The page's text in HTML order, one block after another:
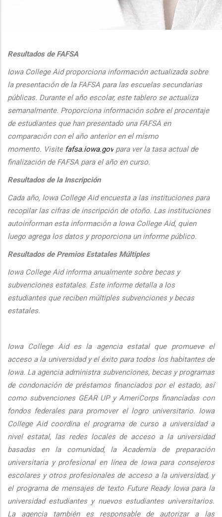
Resultados de FAFSA
Iowa College Aid proporciona información actualizada sobre
la presentación de la FAFSA para las escuelas secundarias
públicas. Durante el año escolar, este tablero se actualiza
semanalmente. Proporciona información sobre el procentaje
de estudiantes que han presentado una FAFSA en
comparación con el año anterior en el mismo
momento. Visite fafsa.iowa.gov para ver la tasa actual de
finalización de FAFSA para el año en curso.
Resultados de la Inscripción
Cada año, Iowa College Aid encuesta a las instituciones para
recopilar las cifras de inscripción de otoño. Las instituciones
autoinforman esta información a Iowa College Aid, quien
luego agrega los datos y proporciona un informe público.
Resultados de Premios Estatales Múltiples
Iowa College Aid informa anualmente sobre becas y
subvenciones estatales. Este informe detalla a los
estudiantes que reciben múltiples subvenciones y becas
estatales.
Iowa College Aid es la agencia estatal que promueve el
acceso a la universidad y el éxito para todos los habitantes de
Iowa. La agencia administra subvenciones, becas y programas
de condonación de préstamos financiados por el estado, así
como subvenciones GEAR UP y AmeriCorps financiadas con
fondos federales para promover el logro universitario. Iowa
College Aid coordina el programa de curso a universidad a
nivel estatal, las redes locales de acceso a la universidad
basadas en la comunidad, la Academia de preparación
universitaria y profesional en línea de Iowa para consejeros
escolares y otros profesionales de acceso a la universidad, y
el programa de mensajes de texto Future Ready Iowa para la
universidad estudiantes y nuevos estudiantes universitarios.
La agencia también es responsable de autorizar a las